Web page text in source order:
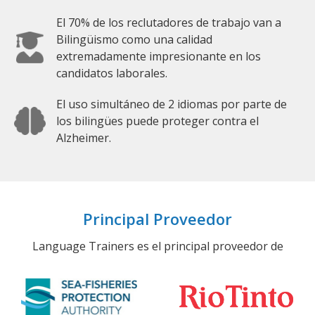
El 70% de los reclutadores de trabajo van a
Bilingüismo como una calidad
extremadamente impresionante en los
candidatos laborales.
El uso simultáneo de 2 idiomas por parte de
los bilingües puede proteger contra el
Alzheimer.
Principal Proveedor
Language Trainers es el principal proveedor de